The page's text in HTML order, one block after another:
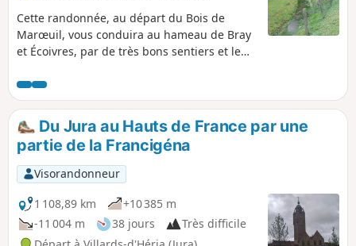
Cette randonnée, au départ du Bois de
Marœuil, vous conduira au hameau de Bray
et Écoivres, par de très bons sentiers et le
traverserez. Le retour se fait par le Bois de
Marœuil.
Du Jura au Hauts de France par une
partie de la Francigéna
Visorandonneur
1 108,89 km
+10 385 m
-11 004 m
38 jours
Très difficile